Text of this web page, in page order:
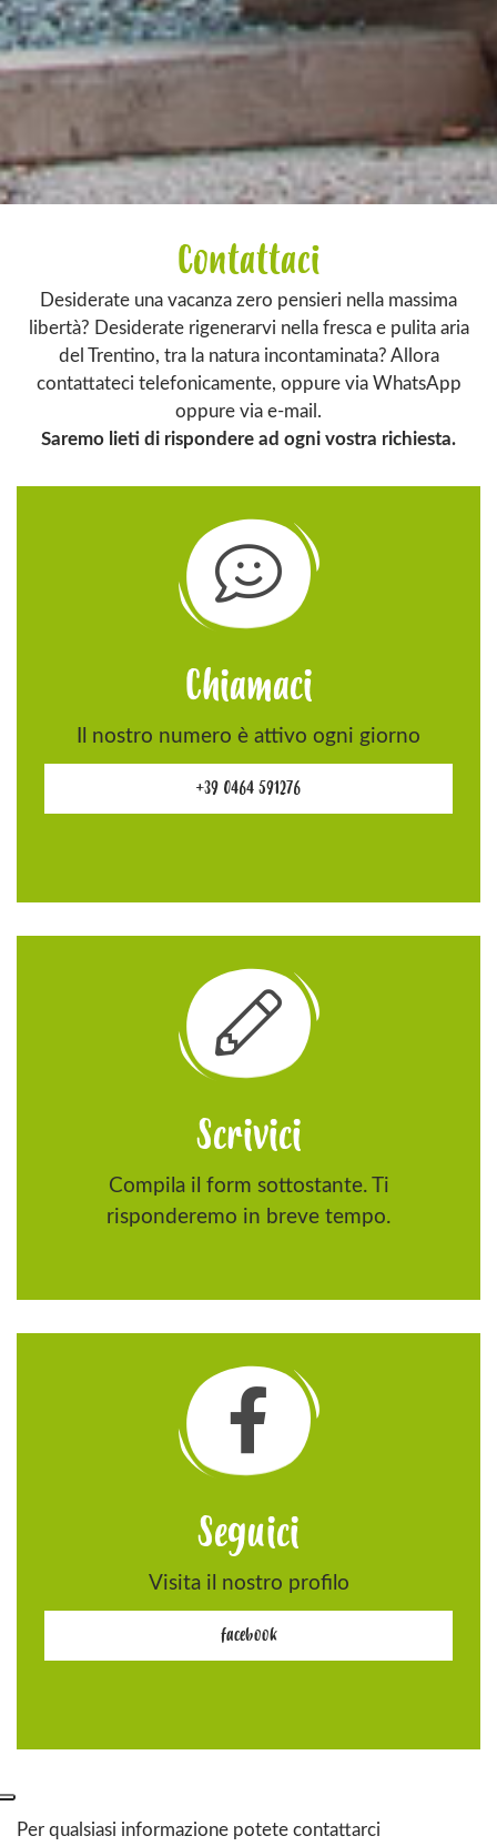
Contattaci
Desiderate una vacanza zero pensieri nella massima
libertà? Desiderate rigenerarvi nella fresca e pulita aria
del Trentino, tra la natura incontaminata? Allora
contattateci telefonicamente, oppure via WhatsApp
oppure via e-mail.
Saremo lieti di rispondere ad ogni vostra richiesta.
Chiamaci
Il nostro numero è attivo ogni giorno
+39 0464 591276
Scrivici
Compila il form sottostante. Ti
risponderemo in breve tempo.
Seguici
Visita il nostro profilo
facebook
Per qualsiasi informazione potete contattarci